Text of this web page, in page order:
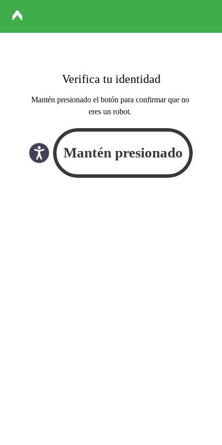
Verifica tu identidad
Mantén presionado el botón para confirmar que no
eres un robot.